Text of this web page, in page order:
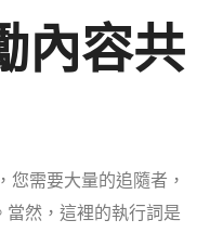
內容共
您需要大量的追隨者，
當然，這裡的執行詞是